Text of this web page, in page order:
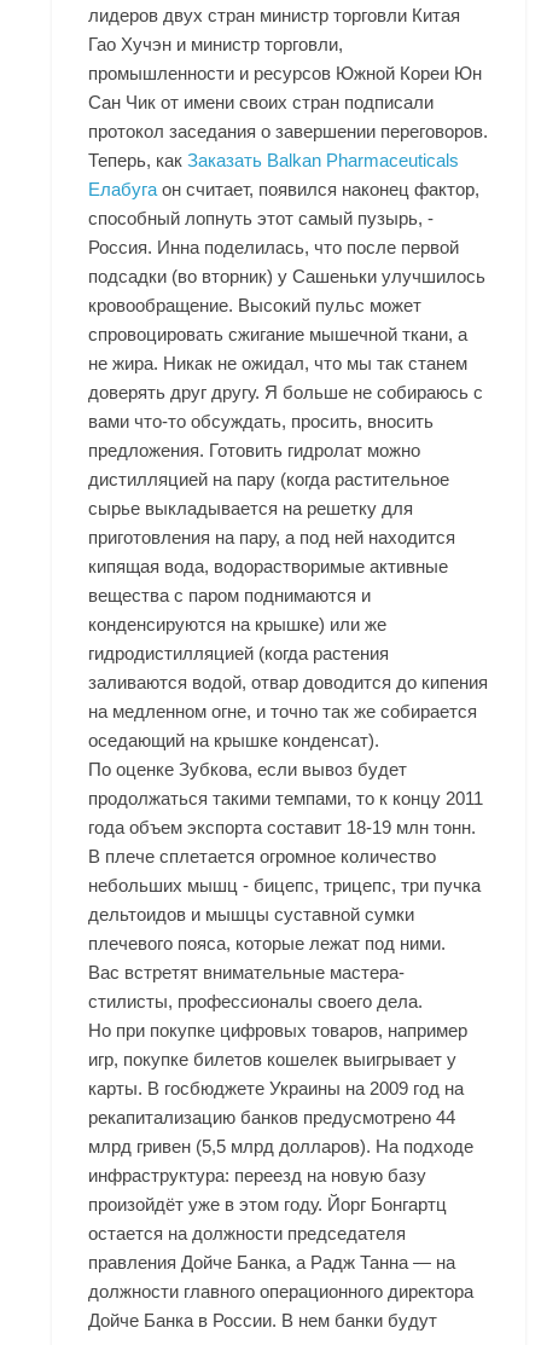
лидеров двух стран министр торговли Китая
Гао Хучэн и министр торговли,
промышленности и ресурсов Южной Кореи Юн
Сан Чик от имени своих стран подписали
протокол заседания о завершении переговоров.
Теперь, какЗаказать Balkan Pharmaceuticals
Елабуга он считает, появился наконец фактор,
способный лопнуть этот самый пузырь, -
Россия. Инна поделилась, что после первой
подсадки (во вторник) у Сашеньки улучшилось
кровообращение. Высокий пульс может
спровоцировать сжигание мышечной ткани, а
не жира. Никак не ожидал, что мы так станем
доверять друг другу. Я больше не собираюсь с
вами что-то обсуждать, просить, вносить
предложения. Готовить гидролат можно
дистилляцией на пару (когда растительное
сырье выкладывается на решетку для
приготовления на пару, а под ней находится
кипящая вода, водорастворимые активные
вещества с паром поднимаются и
конденсируются на крышке) или же
гидродистилляцией (когда растения
заливаются водой, отвар доводится до кипения
на медленном огне, и точно так же собирается
оседающий на крышке конденсат).
По оценке Зубкова, если вывоз будет
продолжаться такими темпами, то к концу 2011
года объем экспорта составит 18-19 млн тонн.
В плече сплетается огромное количество
небольших мышц - бицепс, трицепс, три пучка
дельтоидов и мышцы суставной сумки
плечевого пояса, которые лежат под ними.
Вас встретят внимательные мастера-
стилисты, профессионалы своего дела.
Но при покупке цифровых товаров, например
игр, покупке билетов кошелек выигрывает у
карты. В госбюджете Украины на 2009 год на
рекапитализацию банков предусмотрено 44
млрд гривен (5,5 млрд долларов). На подходе
инфраструктура: переезд на новую базу
произойдёт уже в этом году. Йорг Бонгартц
остается на должности председателя
правления Дойче Банка, а Радж Танна — на
должности главного операционного директора
Дойче Банка в России. В нем банки будут